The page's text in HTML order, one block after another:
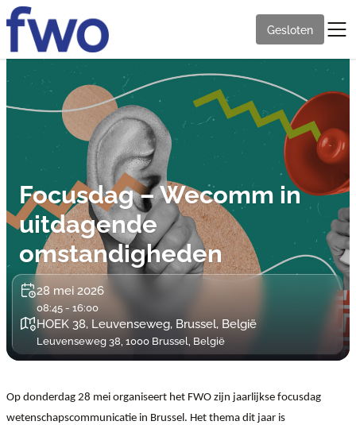
Gesloten
Focusdag – Wecomm in
uitdagende
omstandigheden
28 mei 2026
08:45 - 16:00
HOEK 38, Leuvenseweg, Brussel, België
Leuvenseweg 38, 1000 Brussel, België
Op donderdag 28 mei organiseert het FWO zijn jaarlijkse focusdag
wetenschapscommunicatie in Brussel. Het thema dit jaar is